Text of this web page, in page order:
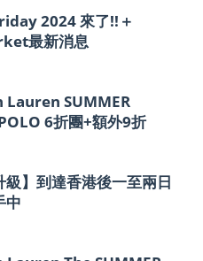
2024 來了!!＋
最新消息
Lauren SUMMER
6折團+額外9折
級】到達香港後一至兩日
中